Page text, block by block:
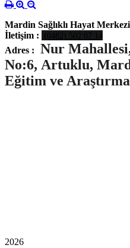
Mardin Sağlıklı Hayat Merkezi
İletişim :
(0482) 502 07 14
Adres : Nur
No:6, Artuklu,
Eğitim ve
2026